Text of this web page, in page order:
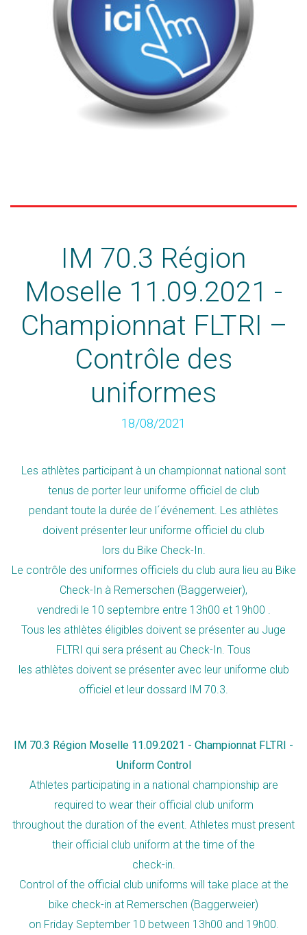
IM 70.3 Région
Moselle 11.09.2021 -
Championnat FLTRI –
Contrôle des
uniformes
18/08/2021
Les athlètes participant à un championnat national sont
tenus de porter leur uniforme officiel de club
pendant toute la durée de l´événement. Les athlètes
doivent présenter leur uniforme officiel du club
lors du Bike Check-In.
Le contrôle des uniformes officiels du club aura lieu au Bike
Check-In à Remerschen (Baggerweier),
vendredi le 10 septembre entre 13h00 et 19h00 .
Tous les athlètes éligibles doivent se présenter au Juge
FLTRI qui sera présent au Check-In. Tous
les athlètes doivent se présenter avec leur uniforme club
officiel et leur dossard IM 70.3.
IM 70.3 Région Moselle 11.09.2021 - Championnat FLTRI -
Uniform Control
Athletes participating in a national championship are
required to wear their official club uniform
throughout the duration of the event. Athletes must present
their official club uniform at the time of the
check-in.
Control of the official club uniforms will take place at the
bike check-in at Remerschen (Baggerweier)
on Friday September 10 between 13h00 and 19h00.